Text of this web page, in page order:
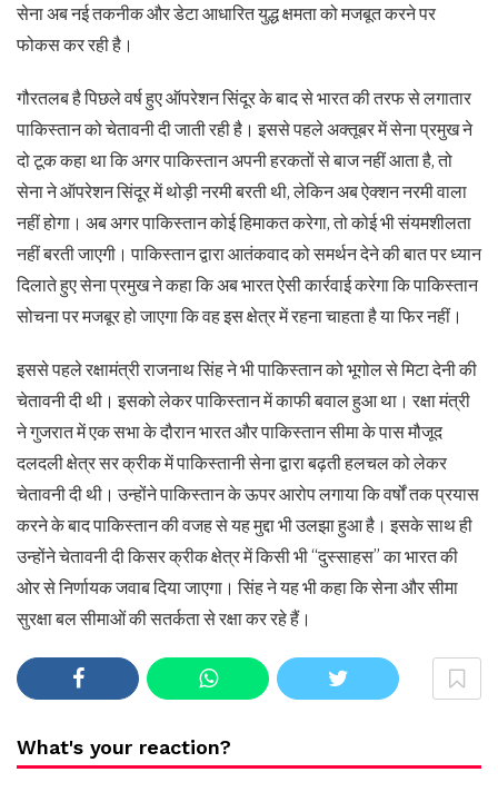
सेना अब नई तकनीक और डेटा आधारित युद्ध क्षमता को मजबूत करने पर
फोकस कर रही है।
गौरतलब है पिछले वर्ष हुए ऑपरेशन सिंदूर के बाद से भारत की तरफ से लगातार
पाकिस्तान को चेतावनी दी जाती रही है। इससे पहले अक्तूबर में सेना प्रमुख ने
दो टूक कहा था कि अगर पाकिस्तान अपनी हरकतों से बाज नहीं आता है, तो
सेना ने ऑपरेशन सिंदूर में थोड़ी नरमी बरती थी, लेकिन अब ऐक्शन नरमी वाला
नहीं होगा। अब अगर पाकिस्तान कोई हिमाकत करेगा, तो कोई भी संयमशीलता
नहीं बरती जाएगी। पाकिस्तान द्वारा आतंकवाद को समर्थन देने की बात पर ध्यान
दिलाते हुए सेना प्रमुख ने कहा कि अब भारत ऐसी कार्रवाई करेगा कि पाकिस्तान
सोचना पर मजबूर हो जाएगा कि वह इस क्षेत्र में रहना चाहता है या फिर नहीं।
इससे पहले रक्षामंत्री राजनाथ सिंह ने भी पाकिस्तान को भूगोल से मिटा देनी की
चेतावनी दी थी। इसको लेकर पाकिस्तान में काफी बवाल हुआ था। रक्षा मंत्री
ने गुजरात में एक सभा के दौरान भारत और पाकिस्तान सीमा के पास मौजूद
दलदली क्षेत्र सर क्रीक में पाकिस्तानी सेना द्वारा बढ़ती हलचल को लेकर
चेतावनी दी थी। उन्होंने पाकिस्तान के ऊपर आरोप लगाया कि वर्षों तक प्रयास
करने के बाद पाकिस्तान की वजह से यह मुद्दा भी उलझा हुआ है। इसके साथ ही
उन्होंने चेतावनी दी किसर क्रीक क्षेत्र में किसी भी “दुस्साहस” का भारत की
ओर से निर्णायक जवाब दिया जाएगा। सिंह ने यह भी कहा कि सेना और सीमा
सुरक्षा बल सीमाओं की सतर्कता से रक्षा कर रहे हैं।
What's your reaction?